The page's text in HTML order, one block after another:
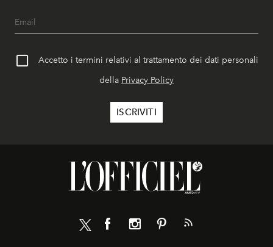
Accetto i termini relativi al trattamento dei dati personali
della Privacy Policy